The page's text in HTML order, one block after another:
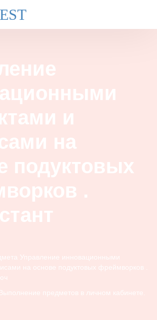
и
на
подуктовых
.
Управление инновационными
на основе подуктовых фреймворков .
предметов в личном кабинете.